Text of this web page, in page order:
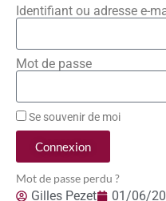
Identifiant ou adresse e-
Mot de passe
Se souvenir de moi
Connexion
Mot de passe perdu ?
Gilles Pezet 01/06/